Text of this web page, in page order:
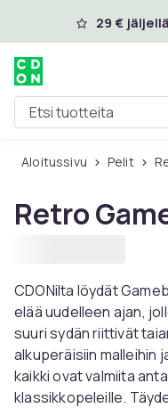
Ohita ja siirry
29 €
Etsi tuotteita
Aloitussivu Pelit
Retro
CDONilta löydät
elää uudelleen ajan,
suuri sydän riittivät
alkuperäisiin malleihin
kaikki ovat valmiita
klassikkopeleille.